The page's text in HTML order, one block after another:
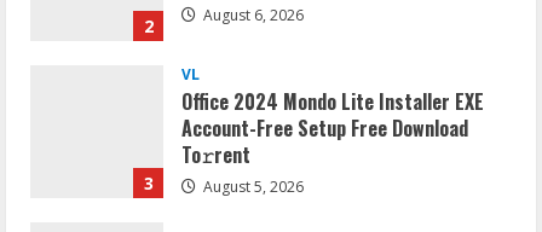
2 August 6, 2026
3
VL
Office 2024 Mondo Lite Installer EXE
Account-Free Setup Frее Download
To𝚛rent
August 5, 2026